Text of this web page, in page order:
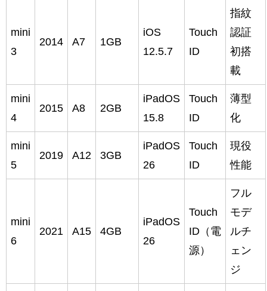
mini
3
2014 A7 1GB
iOS
12.5.7
Touch
ID
指紋
認証
初搭
載
mini
4
2015 A8 2GB
iPadOS
15.8
Touch
ID
薄型
化
mini
5
2019 A12 3GB
iPadOS
26
Touch
ID
現役
性能
mini
6
2021 A15 4GB
iPadOS
26
Touch
ID（電
源）
フル
モデ
ルチ
ェン
ジ